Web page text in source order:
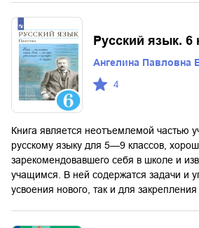
Русский язык. 6
Ангелина Павловна
4
Книга является неотъемлемой частью
русскому языку для 5—9 классов,
зарекомендовавшего себя в школе и
учащимся. В ней содержатся задачи и
усвоения нового, так и для